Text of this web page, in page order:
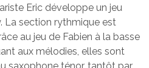
Eric développe un jeu
La section rythmique est
au jeu de Fabien à la basse
aux mélodies, elles sont